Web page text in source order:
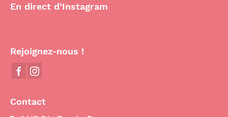
En direct d’Instagram
Rejoignez-nous !
Contact